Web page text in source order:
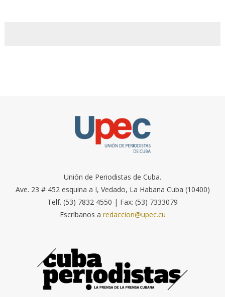
Unión de Periodistas de Cuba.
Ave. 23 # 452 esquina a I, Vedado, La Habana Cuba (10400)
Telf. (53) 7832 4550 | Fax: (53) 7333079
Escríbanos a redaccion@upec.cu